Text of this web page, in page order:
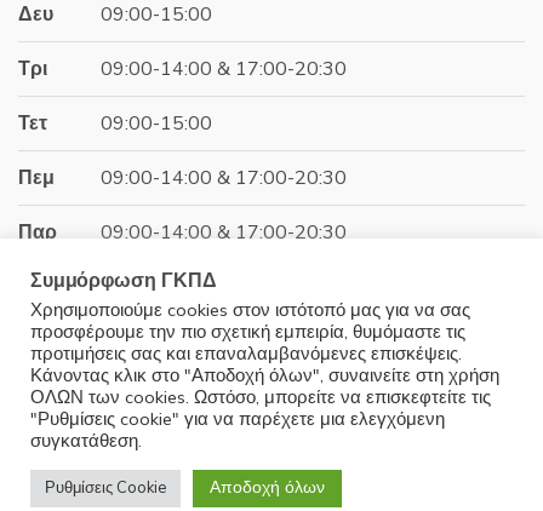
Δευ 09:00-15:00
Τρι 09:00-14:00 & 17:00-20:30
Τετ 09:00-15:00
Πεμ 09:00-14:00 & 17:00-20:30
Παρ 09:00-14:00 & 17:00-20:30
Σαβ 09:00-15:00
Κυρ Κλειστά
© 2025 Minoudis Home. All Rights Reserved
Development byWrk.gr
Συμμόρφωση ΓΚΠΔ
Χρησιμοποιούμε cookies στον ιστότοπό μας για να σας
προσφέρουμε την πιο σχετική εμπειρία, θυμόμαστε τις
προτιμήσεις σας και επαναλαμβανόμενες επισκέψεις.
Κάνοντας κλικ στο "Αποδοχή όλων", συναινείτε στη χρήση
ΟΛΩΝ των cookies. Ωστόσο, μπορείτε να επισκεφτείτε τις
"Ρυθμίσεις cookie" για να παρέχετε μια ελεγχόμενη
συγκατάθεση.
Ρυθμίσεις Cookie Αποδοχή όλων